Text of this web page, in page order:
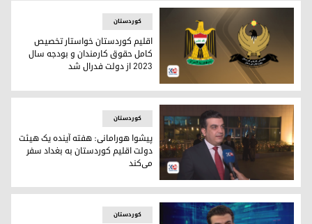
نشان دولت اقلیم کوردستان و نشان دولت عراق فدرال
کوردستان
اقلیم کوردستان خواستار تخصیص
کامل حقوق کارمندان و بودجه سال
٢٠٢٣ از دولت فدرال شد
پیشوا هورامانی، سخنگوی دولت اقلیم کوردستان
کوردستان
پیشوا هورامانی: هفته آینده یک هیئت
دولت اقلیم کوردستان به بغداد سفر
می‌کند
کوردستان